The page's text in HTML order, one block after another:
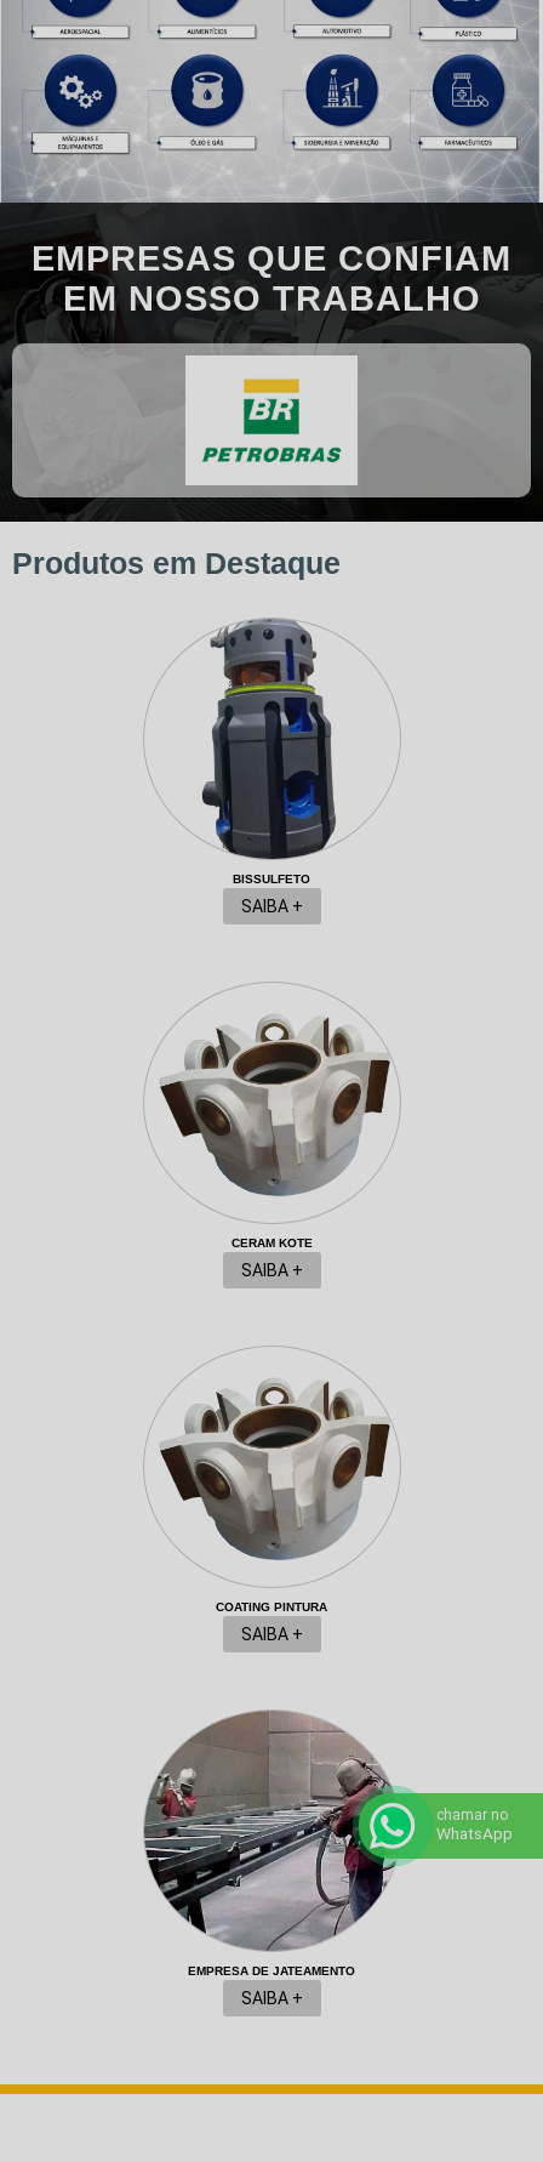
EMPRESAS QUE CONFIAM
EM NOSSO TRABALHO
Produtos em Destaque
BISSULFETO
SAIBA +
CERAM KOTE
SAIBA +
COATING PINTURA
SAIBA +
EMPRESA DE JATEAMENTO
SAIBA +
chamar no
WhatsApp